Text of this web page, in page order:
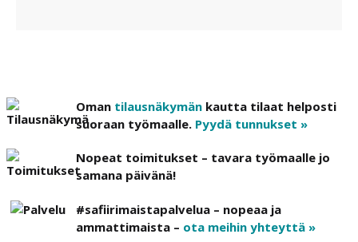
Oman tilausnäkymän kautta tilaat helposti
suoraan työmaalle. Pyydä tunnukset »
Nopeat toimitukset – tavara työmaalle jo
samana päivänä!
#safiirimaistapalvelua – nopeaa ja
ammattimaista – ota meihin yhteyttä »